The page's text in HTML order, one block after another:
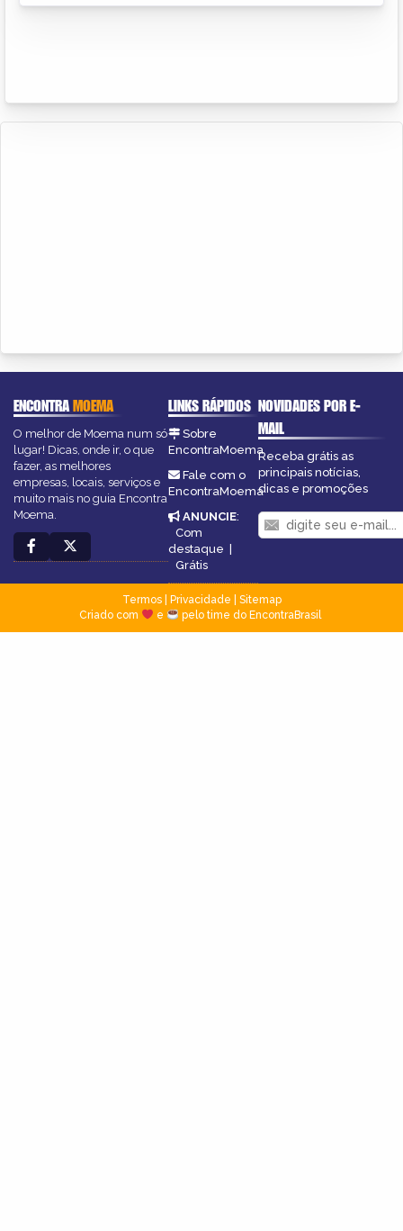
ENCONTRAMOEMA
O melhor de Moema num só
lugar! Dicas, onde ir, o que
fazer, as melhores
empresas, locais, serviços e
muito mais no guia Encontra
Moema.
LINKS RÁPIDOS
Sobre
EncontraMoema
Fale com o
EncontraMoema
ANUNCIE:
Com
destaque |
Grátis
NOVIDADES POR E-
MAIL
Receba grátis as
principais notícias,
dicas e promoções
Termos| Privacidade
Sitemap
Criado com
e pelo time do EncontraBrasil